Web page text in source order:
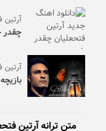
آرتین
چقدر
آرتین
بازیچه
متن ترانه آرتین